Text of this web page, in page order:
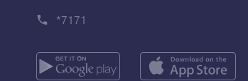
*7171